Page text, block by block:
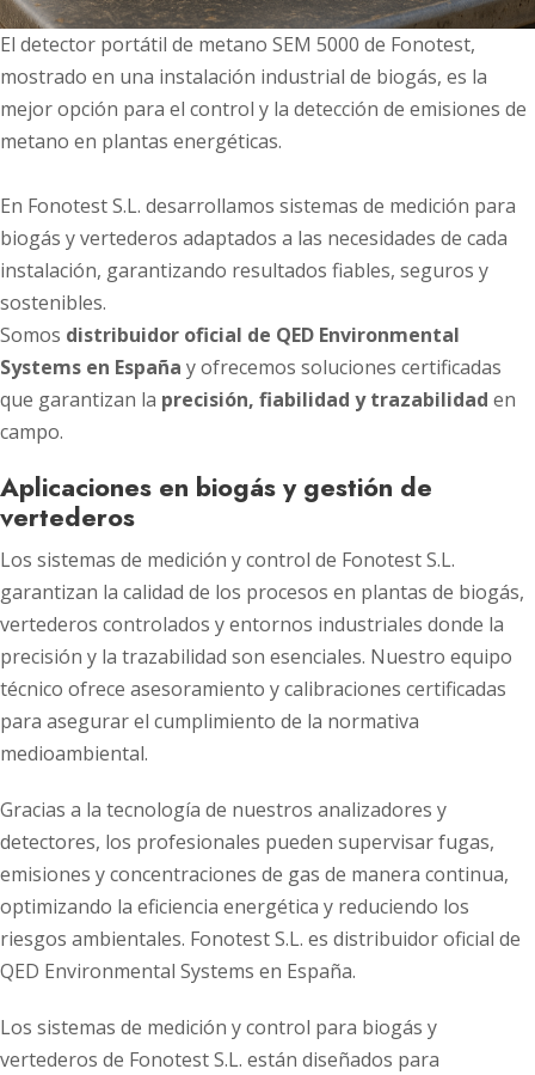
El detector portátil de metano SEM 5000 de Fonotest,
mostrado en una instalación industrial de biogás, es la
mejor opción para el control y la detección de emisiones de
metano en plantas energéticas.
En Fonotest S.L. desarrollamos sistemas de medición para
biogás y vertederos adaptados a las necesidades de cada
instalación, garantizando resultados fiables, seguros y
sostenibles.
Somos distribuidor oficial de QED Environmental
Systems en España y ofrecemos soluciones certificadas
que garantizan la precisión, fiabilidad y trazabilidad en
campo.
Aplicaciones en biogás y gestión de
vertederos
Los sistemas de medición y control de Fonotest S.L.
garantizan la calidad de los procesos en plantas de biogás,
vertederos controlados y entornos industriales donde la
precisión y la trazabilidad son esenciales. Nuestro equipo
técnico ofrece asesoramiento y calibraciones certificadas
para asegurar el cumplimiento de la normativa
medioambiental.
Gracias a la tecnología de nuestros analizadores y
detectores, los profesionales pueden supervisar fugas,
emisiones y concentraciones de gas de manera continua,
optimizando la eficiencia energética y reduciendo los
riesgos ambientales. Fonotest S.L. es distribuidor oficial de
QED Environmental Systems en España.
Los sistemas de medición y control para biogás y
vertederos de Fonotest S.L. están diseñados para